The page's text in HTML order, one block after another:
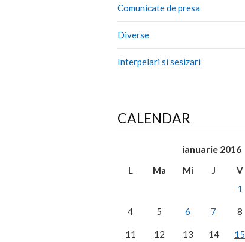
Comunicate de presa
Diverse
Interpelari si sesizari
CALENDAR
ianuarie 2016
L Ma Mi J V
1
4 5 6 7 8
11 12 13 14 15